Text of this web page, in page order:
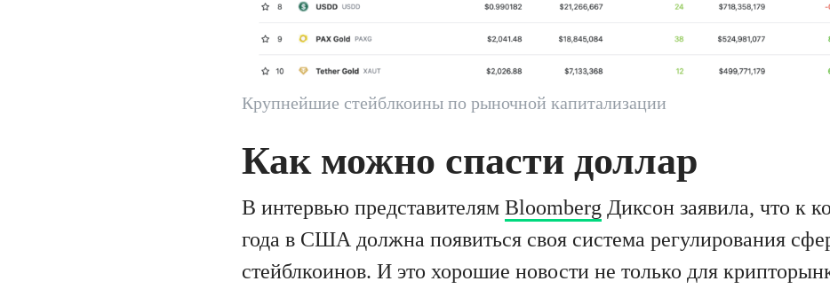
Крупнейшие стейблкоины по рыночной капитализации
Как можно спасти доллар
В интервью представителям Bloomberg Диксон заявила, что к
года в США должна появиться своя система регулирования
стейблкоинов. И это хорошие новости не только для